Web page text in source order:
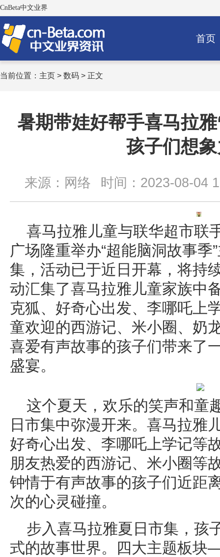
CnBeta中文业界
首页
当前位置： 主页 > 数码 > 正文
暑期带娃好帮手喜马拉
孩子们想
来源：网络 时间：2023-08-04
喜马拉雅儿童与联华超市联
广场隆重举办“超能脑洞故事季
集，活动已于近日开幕，将持
动汇集了喜马拉雅儿童家族中
克狐、好奇心出发、李哪吒上
童欢迎的西游记、米小圈、奶
喜爱有声故事的孩子们带来了
盛宴。
这个夏天，欢乐的笑声和童
日市集中弥漫开来。喜马拉雅
好奇心出发、李哪吒上学记等
朋友热爱的西游记、米小圈等
钟情于有声故事的孩子们近距
次的心灵碰撞。
步入喜马拉雅夏日市集，孩
式的故事世界。四大主题板